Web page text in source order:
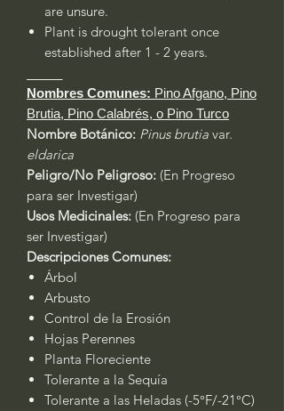
are unsure.
Plant is drought tolerant once
established after 1 - 2 years.
Nombres Comunes: Pino Afgano, Pino
Brutia, Pino Calabrés, o Pino Turco
Nombre Botánico: Pinus brutia var.
eldarica
Peligro/No Peligroso: (En Progreso
para ser Investigar)
Usos Medicinales: (En Progreso para
ser Investigar)
Descripciones Comunes:
Árbol
Arbusto
Control de la Erosión
Hojas Perennes
Planta Floreciente
Tolerante a la Sequía
Tolerante a las Heladas (-5°F/-21°C)